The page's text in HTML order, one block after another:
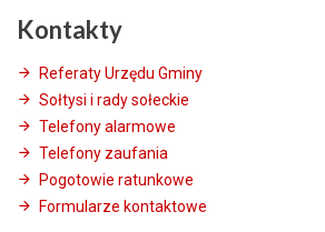
Kontakty
Referaty Urzędu Gminy
Sołtysi i rady sołeckie
Telefony alarmowe
Telefony zaufania
Pogotowie ratunkowe
Formularze kontaktowe